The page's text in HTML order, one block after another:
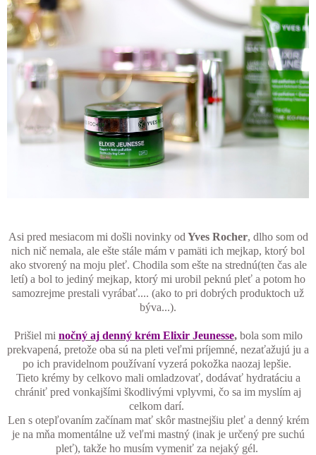
Asi pred mesiacom mi došli novinky od Yves Rocher, dlho som od
nich nič nemala, ale ešte stále mám v pamäti ich mejkap, ktorý bol
ako stvorený na moju pleť. Chodila som ešte na strednú(ten čas ale
letí) a bol to jediný mejkap, ktorý mi urobil peknú pleť a potom ho
samozrejme prestali vyrábať.... (ako to pri dobrých produktoch už
býva...).
Prišiel mi nočný aj denný krém Elixir Jeunesse,bola som milo
prekvapená, pretože oba sú na pleti veľmi príjemné, nezaťažujú ju a
po ich pravidelnom používaní vyzerá pokožka naozaj lepšie.
Tieto krémy by celkovo mali omladzovať, dodávať hydratáciu a
chrániť pred vonkajšími škodlivými vplyvmi, čo sa im myslím aj
celkom darí.
Len s otepľovaním začínam mať skôr mastnejšiu pleť a denný krém
je na mňa momentálne už veľmi mastný (inak je určený pre suchú
pleť), takže ho musím vymeniť za nejaký gél.